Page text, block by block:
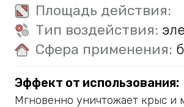
Площадь действия:
Тип воздействия:
Сфера применения:
Эффект от использования:
Мгновенно уничтожает крыс